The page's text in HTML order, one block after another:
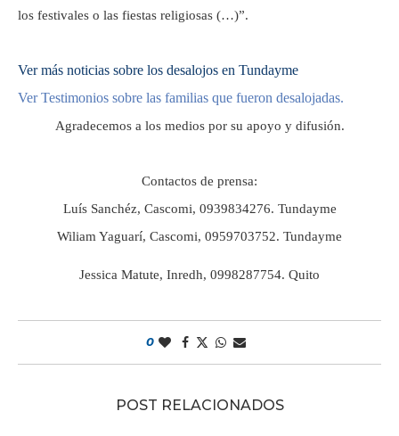
los festivales o las fiestas religiosas (…)”.
Ver más noticias sobre los desalojos en Tundayme
Ver Testimonios sobre las familias que fueron desalojadas.
Agradecemos a los medios por su apoyo y difusión.
Contactos de prensa:
Luís Sanchéz, Cascomi, 0939834276. Tundayme
Wiliam Yaguarí, Cascomi, 0959703752. Tundayme
Jessica Matute, Inredh, 0998287754. Quito
0
POST RELACIONADOS